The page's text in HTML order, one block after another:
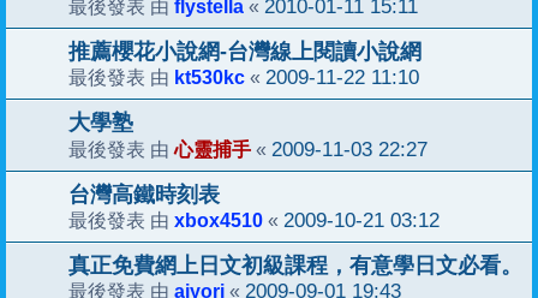
最後發表 由 flystella « 2010-01-11 15:11
推薦櫻花小說網-台灣線上閱讀小說網
最後發表 由 kt530kc « 2009-11-22 11:10
大學塾
最後發表 由心靈捕手 « 2009-11-03 22:27
台灣高鐵時刻表
最後發表 由 xbox4510 « 2009-10-21 03:12
真正免費網上日文初級課程，有意學日文必看。
最後發表 由 aiyori « 2009-09-01 19:43